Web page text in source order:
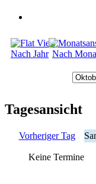
Nach Jahr Nach
Tagesansicht
Vorheriger Tag
Keine Termine